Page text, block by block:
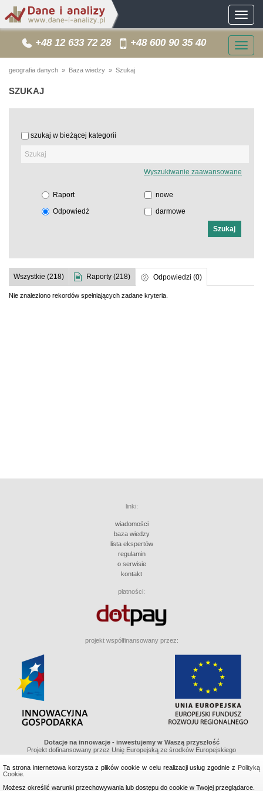
Toggle
+48 12 633 72 28 +48 600 90 35 40
geografia danych » Baza wiedzy » Szukaj
SZUKAJ
szukaj w bieżącej kategorii
Wyszukiwanie zaawansowane
Raport
Odpowiedź
nowe
darmowe
Wszystkie (218) Raporty (218) Odpowiedzi (0)
Nie znaleziono rekordów spełniających zadane kryteria.
linki:
wiadomości
baza wiedzy
lista ekspertów
regulamin
o serwisie
kontakt
płatności:
projekt współfinansowany przez:
Dotacje na innowacje - inwestujemy w Waszą przyszłość
Projekt dofinansowany przez Unię Europejską ze środków Europejskiego
Gospodarka, Działanie 8.1 "Wspieranie działaności gospodarczej w dziedzinie
gospodarki elektronicznej"
wykonanie i projekt graficzny:
Ta strona internetowa korzysta z plików cookie w celu realizacji usług zgodnie z Polityką
Cookie
Możesz określić warunki przechowywania lub dostępu do cookie w Twojej przeglądarce.